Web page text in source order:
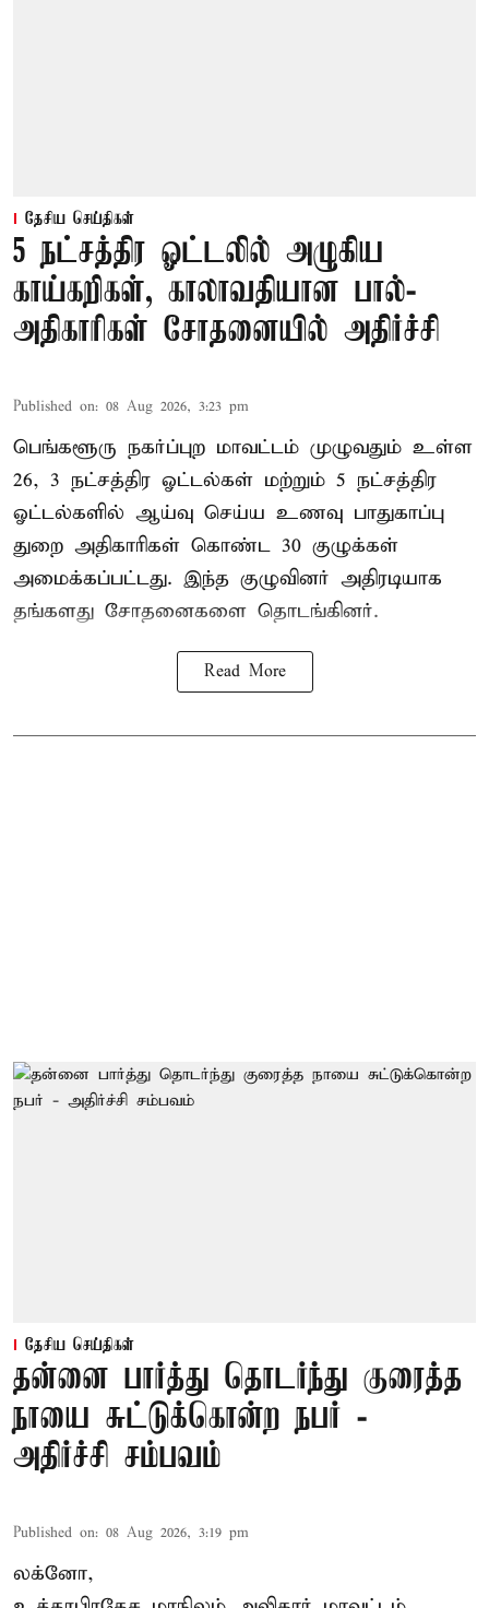
தேசிய செய்திகள்
5 நட்சத்திர ஓட்டலில் அழுகிய
காய்கறிகள், காலாவதியான பால்-
அதிகாரிகள் சோதனையில் அதிர்ச்சி
Published on: 08 Aug 2026, 3:23 pm
பெங்களூரு நகர்ப்புற மாவட்டம் முழுவதும் உள்ள
26, 3 நட்சத்திர ஓட்டல்கள் மற்றும் 5 நட்சத்திர
ஓட்டல்களில் ஆய்வு செய்ய உணவு பாதுகாப்பு
துறை அதிகாரிகள் கொண்ட 30 குழுக்கள்
அமைக்கப்பட்டது. இந்த குழுவினர் அதிரடியாக
தங்களது சோதனைகளை தொடங்கினர்.
Read More
தேசிய செய்திகள்
தன்னை பார்த்து தொடர்ந்து குரைத்த
நாயை சுட்டுக்கொன்ற நபர் -
அதிர்ச்சி சம்பவம்
Published on: 08 Aug 2026, 3:19 pm
லக்னோ,